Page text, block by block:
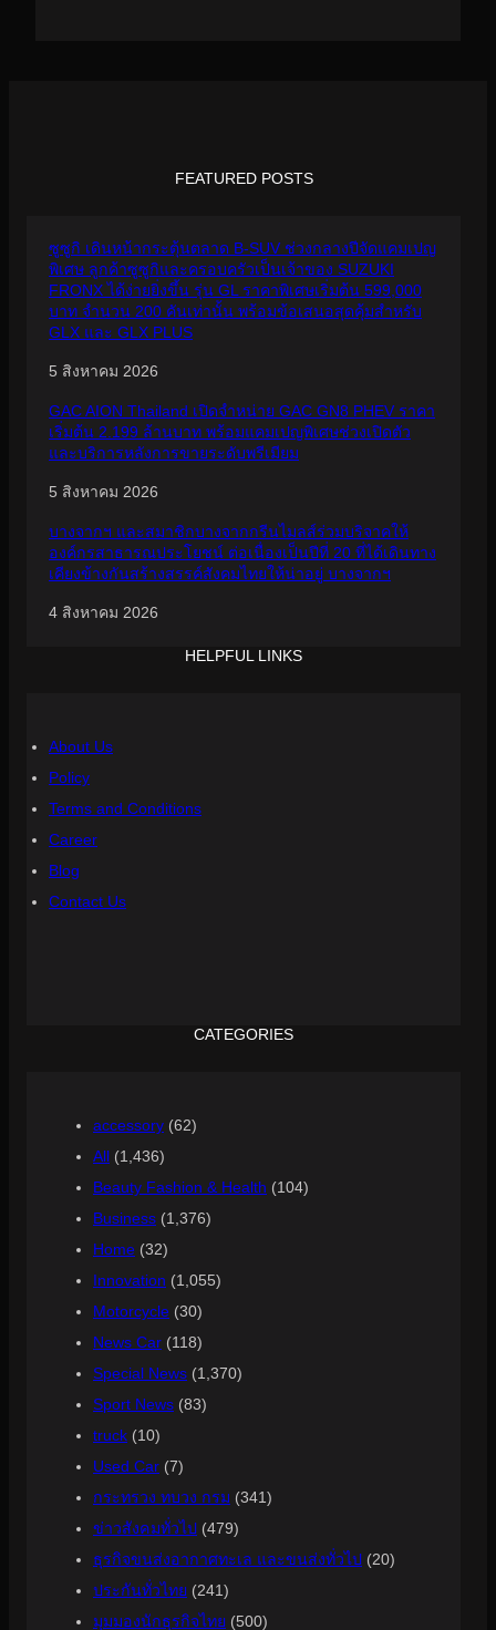
FEATURED POSTS
ซูซูกิ เดินหน้ากระตุ้นตลาด B-SUV ช่วงกลางปีจัดแคมเปญ
พิเศษ ลูกค้าซูซูกิและครอบครัวเป็นเจ้าของ SUZUKI
FRONX ได้ง่ายยิ่งขึ้น รุ่น GL ราคาพิเศษเริ่มต้น 599,000
บาท จำนวน 200 คันเท่านั้น พร้อมข้อเสนอสุดคุ้มสำหรับ
GLX และ GLX PLUS
5 สิงหาคม 2026
GAC AION Thailand เปิดจำหน่าย GAC GN8 PHEV ราคา
เริ่มต้น 2.199 ล้านบาท พร้อมแคมเปญพิเศษช่วงเปิดตัว
และบริการหลังการขายระดับพรีเมียม
5 สิงหาคม 2026
บางจากฯ และสมาชิกบางจากกรีนไมลส์ร่วมบริจาคให้
องค์กรสาธารณประโยชน์ ต่อเนื่องเป็นปีที่ 20 ที่ได้เดินทาง
เคียงข้างกันสร้างสรรค์สังคมไทยให้น่าอยู่ บางจากฯ
4 สิงหาคม 2026
HELPFUL LINKS
About Us
Policy
Terms and Conditions
Career
Blog
Contact Us
CATEGORIES
accessory (62)
All (1,436)
Beauty Fashion & Health (104)
Business (1,376)
Home (32)
Innovation (1,055)
Motorcycle (30)
News Car (118)
Special News (1,370)
Sport News (83)
truck (10)
Used Car (7)
กระทรวง ทบวง กรม (341)
ข่าวสังคมทั่วไป (479)
ธุรกิจขนส่งอากาศทะเล และขนส่งทั่วไป (20)
ประกันทั่วไทย (241)
มุมมองนักธุรกิจไทย (500)